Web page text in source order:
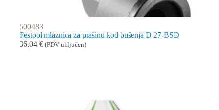
500483
Festool mlaznica za prašinu kod bušenja D 27-BSD
36,04 € (PDV uključen)